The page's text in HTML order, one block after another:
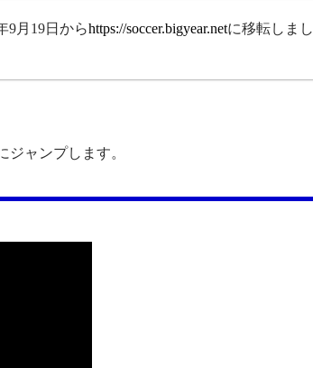
9月19日からhttps://soccer.bigyear.netに移転しまし
ジャンプします。